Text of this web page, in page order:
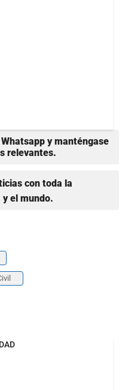
y manténgase
relevantes.
con toda la
el mundo.